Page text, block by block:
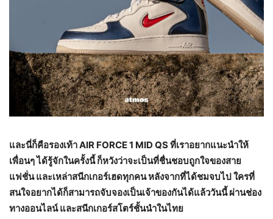
และนี่ก็คือรองเท้าAIR FORCE 1 MID QSที่เราอยากแนะนำให้
เพื่อนๆ ได้รู้จักในครั้งนี้ ก็หวังว่าจะเป็นที่ชื่นชอบถูกใจของสาย
แฟชั่น และเหล่าสนีกเกอร์เฮดทุกคน หลังจากที่ได้ชมจบไป ใครที่
สนใจอยากได้ก็สามารถจับจองเป็นเจ้าของกันได้แล้ววันนี้ ผ่านช่อง
ทางออนไลน์ และสนีกเกอร์สโตร์ชั้นนำในไทย